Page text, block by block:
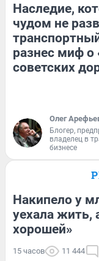
Наследие,
чудом не
разнес миф о
советских
Олег
Блогер,
владелец в
бизнесе
Накипело у
уехала жить,
хорошей»
15 часов 11 444